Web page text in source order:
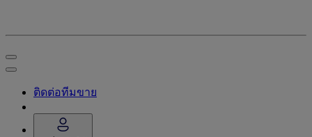
ติดต่อทีมขาย